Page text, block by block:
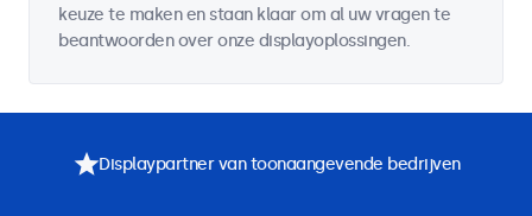
keuze te maken en staan klaar om al uw vragen te
beantwoorden over onze displayoplossingen.
Displaypartner van toonaangevende bedrijven